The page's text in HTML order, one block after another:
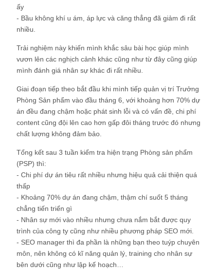
ấy
- Bầu không khí u ám, áp lực và căng thẳng đã giảm đi rất
nhiều.
Trải nghiệm này khiến mình khắc sâu bài học giúp mình
vươn lên các nghịch cảnh khác cũng như từ đây cũng giúp
mình đánh giá nhân sự khác đi rất nhiều.
Giai đoạn tiếp theo bắt đầu khi mình tiếp quản vị trí Trưởng
Phòng Sản phẩm vào đầu tháng 6, với khoảng hơn 70% dự
án đều đang chậm hoặc phát sinh lỗi và có vấn đề, chi phí
content cũng đội lên cao hơn gấp đôi tháng trước đó nhưng
chất lượng không đảm bảo.
Tổng kết sau 3 tuần kiểm tra hiện trạng Phòng sản phẩm
(PSP) thì:
- Chi phí dự án tiêu rất nhiều nhưng hiệu quả cải thiện quá
thấp
- Khoảng 70% dự án đang chậm, thậm chí suốt 5 tháng
chẳng tiến triển gì
- Nhân sự mới vào nhiều nhưng chưa nắm bắt được quy
trình của công ty cũng như nhiều phương pháp SEO mới.
- SEO manager thì đa phần là những bạn theo tuýp chuyên
môn, nên không có kĩ năng quản lý, training cho nhân sự
bên dưới cũng như lập kế hoạch…